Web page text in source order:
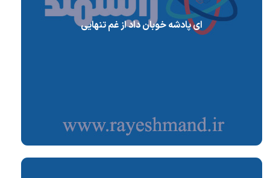
ای پادشه خوبان داد از غم تنهایی